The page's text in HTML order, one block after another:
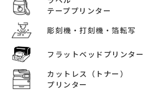
テーププリンター
彫刻機・打刻機・箔転写
フラットベッドプリンター
カットレス（トナー）
プリンター